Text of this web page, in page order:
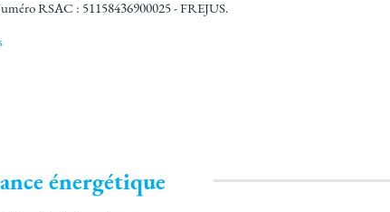
RSAC : 51158436900025 - FREJUS.
énergétique